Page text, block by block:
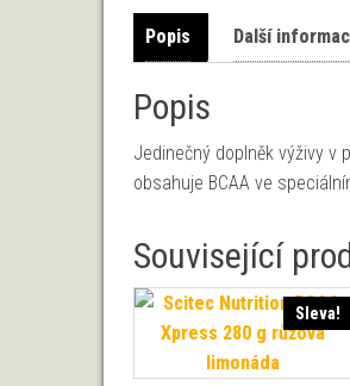
Popis Další
Popis
Jedinečný doplněk výživy v
obsahuje BCAA ve
Související
Sleva!